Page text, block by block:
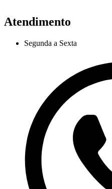
Atendimento
Segunda a Sexta